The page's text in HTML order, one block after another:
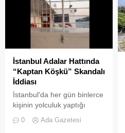
yasağın delindiğini ve
denetimlerin yetersiz
kaldığını bir kez daha gözler
önüne serdi. Adalar’da
UKOME (Ulaşım
Koordinasyon Merkezi)
kararları doğrultusunda
ticari amaçlı elektrikli bisiklet
ve scooter kiralama
faaliyetleri yasaklanmış
durumda....
İstanbul Adalar Hattında
“Kaptan Köşkü” Skandalı
İddiası
İstanbul'da her gün binlerce
kişinin yolculuk yaptığı
görüntüler "bu kadarına da
0 Ada Gazetesi